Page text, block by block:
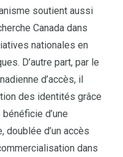
soutient aussi
Canada dans
nationales en
D’autre part, par le
d’accès, il
des identités grâce
d’une
d’un accès
dans